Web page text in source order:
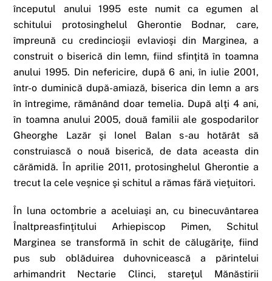
începutul anului 1995 este numit ca egumen al
schitului protosinghelul Gherontie Bodnar, care,
împreună cu credincioşii evlavioşi din Marginea, a
construit o biserică din lemn, fiind sfinţită în toamna
anului 1995. Din nefericire, după 6 ani, în iulie 2001,
într-o duminică după-amiază, biserica din lemn a ars
în întregime, rămânând doar temelia. După alţi 4 ani,
în toamna anului 2005, două familii ale gospodarilor
Gheorghe Lazăr şi Ionel Balan s-au hotărât să
construiască o nouă biserică, de data aceasta din
cărămidă. În aprilie 2011, protosinghelul Gherontie a
trecut la cele veşnice şi schitul a rămas fără vieţuitori.
În luna octombrie a aceluiaşi an, cu binecuvântarea
Înaltpreasfinţitului Arhiepiscop Pimen, Schitul
Marginea se transformă în schit de călugăriţe, fiind
pus sub oblăduirea duhovnicească a părintelui
arhimandrit Nectarie Clinci, stareţul Mănăstirii